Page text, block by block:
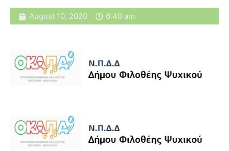
August 10, 2020 6:40 am